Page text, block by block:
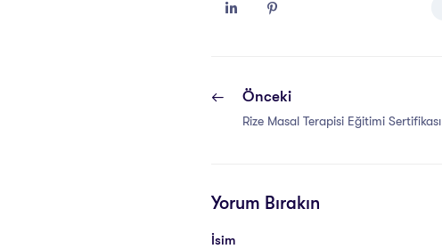
Önceki
Rize Masal Terapisi Eğitimi Sertifikası
Yorum Bırakın
İsim